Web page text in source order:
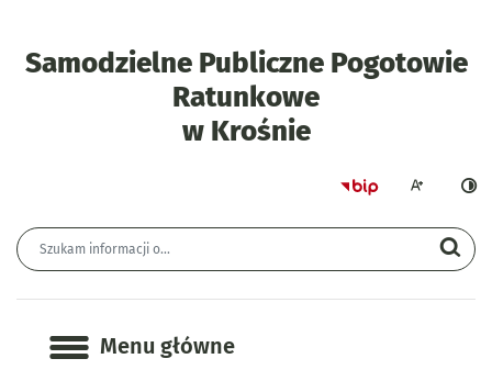
Samodzielne Publiczne Pogotowie
Ratunkowe
w Krośnie- Rysunki
StronaWiększa
Wyszukiwarka
Menu główne
Menu główne